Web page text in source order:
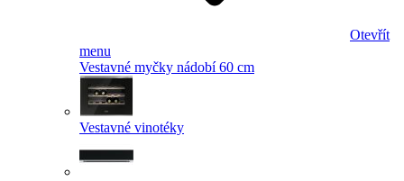
Otevřít
menu
Vestavné myčky nádobí 60 cm
Vestavné vinotéky